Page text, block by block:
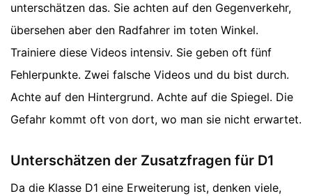
unterschätzen das. Sie achten auf den Gegenverkehr,
übersehen aber den Radfahrer im toten Winkel.
Trainiere diese Videos intensiv. Sie geben oft fünf
Fehlerpunkte. Zwei falsche Videos und du bist durch.
Achte auf den Hintergrund. Achte auf die Spiegel. Die
Gefahr kommt oft von dort, wo man sie nicht erwartet.
Unterschätzen der Zusatzfragen für D1
Da die Klasse D1 eine Erweiterung ist, denken viele,